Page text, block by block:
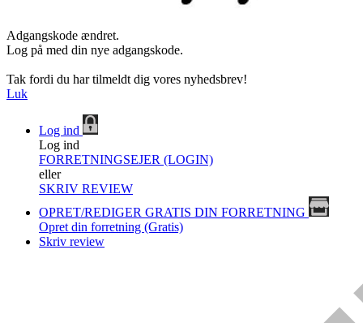
Adgangskode ændret.
Log på med din nye adgangskode.
Tak fordi du har tilmeldt dig vores nyhedsbrev!
Luk
Log ind
Log ind
FORRETNINGSEJER (LOGIN)
eller
SKRIV REVIEW
OPRET/REDIGER GRATIS DIN FORRETNING
Opret din forretning (Gratis)
Skriv review